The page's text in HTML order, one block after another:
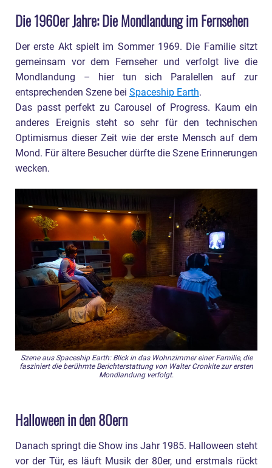
Die 1960er Jahre: Die Mondlandung im Fernsehen
Der erste Akt spielt im Sommer 1969. Die Familie sitzt
gemeinsam vor dem Fernseher und verfolgt live die
Mondlandung – hier tun sich Paralellen auf zur
entsprechenden Szene bei Spaceship Earth.
Das passt perfekt zu Carousel of Progress. Kaum ein
anderes Ereignis steht so sehr für den technischen
Optimismus dieser Zeit wie der erste Mensch auf dem
Mond. Für ältere Besucher dürfte die Szene Erinnerungen
wecken.
Szene aus Spaceship Earth: Blick in das Wohnzimmer einer Familie, die
fasziniert die berühmte Berichterstattung von Walter Cronkite zur ersten
Mondlandung verfolgt.
Halloween in den 80ern
Danach springt die Show ins Jahr 1985. Halloween steht
vor der Tür, es läuft Musik der 80er, und erstmals rückt